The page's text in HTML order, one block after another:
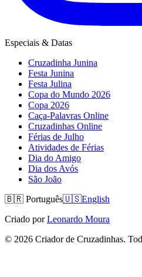
Especiais & Datas
Cruzadinha Junina
Festa Junina
Festa Julina
Copa do Mundo 2026
Copa 2026
Caça-Palavras Online
Cruzadinhas Online
Férias de Julho
Atividades de Férias
Dia do Amigo
Dia dos Avós
São João
🇧🇷 Português🇺🇸English
Criado por Leonardo Moura
© 2026 Criador de Cruzadinhas.